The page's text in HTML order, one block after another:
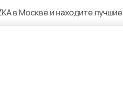
в Москве и находите